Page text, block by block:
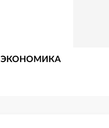
ЭКОНОМИКА